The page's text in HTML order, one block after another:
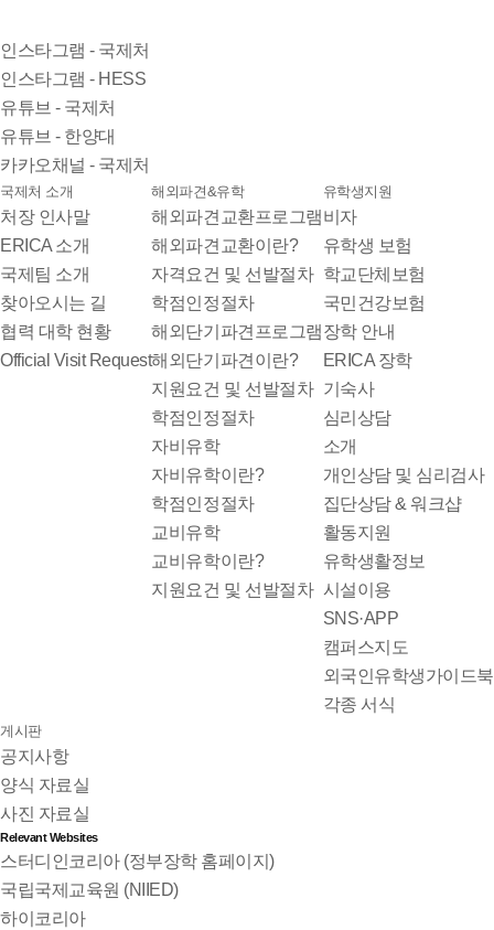
인스타그램 - 국제처
인스타그램 - HESS
유튜브 - 국제처
유튜브 - 한양대
카카오채널 - 국제처
국제처 소개
처장 인사말
ERICA 소개
국제팀 소개
찾아오시는 길
협력 대학 현황
Official Visit Request
해외파견&유학
해외파견교환프로그램
해외파견교환이란?
자격요건 및 선발절차
학점인정절차
해외단기파견프로그램
해외단기파견이란?
지원요건 및 선발절차
학점인정절차
자비유학
자비유학이란?
학점인정절차
교비유학
교비유학이란?
지원요건 및 선발절차
유학생지원
비자
유학생 보험
학교단체보험
국민건강보험
장학 안내
ERICA 장학
기숙사
심리상담
소개
개인상담 및 심리검사
집단상담 & 워크샵
활동지원
유학생활정보
시설이용
SNS·APP
캠퍼스지도
외국인유학생가이드북
각종 서식
게시판
공지사항
양식 자료실
사진 자료실
Relevant Websites
스터디인코리아 (정부장학 홈페이지)
국립국제교육원 (NIIED)
하이코리아